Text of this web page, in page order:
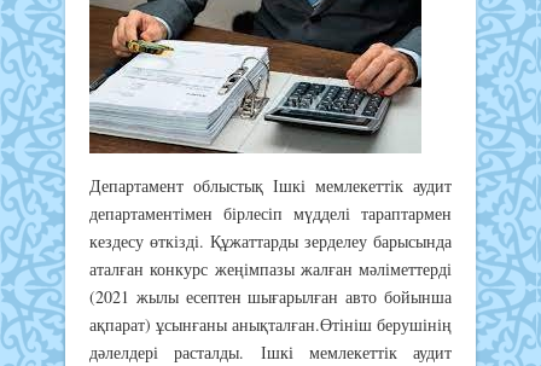
Департамент облыстық Ішкі мемлекеттік аудит
департаментімен бірлесіп мүдделі тараптармен
кездесу өткізді. Құжаттарды зерделеу барысында
аталған конкурс жеңімпазы жалған мәліметтерді
(2021 жылы есептен шығарылған авто бойынша
ақпарат) ұсынғаны анықталған.Өтініш берушінің
дәлелдері расталды. Ішкі мемлекеттік аудит